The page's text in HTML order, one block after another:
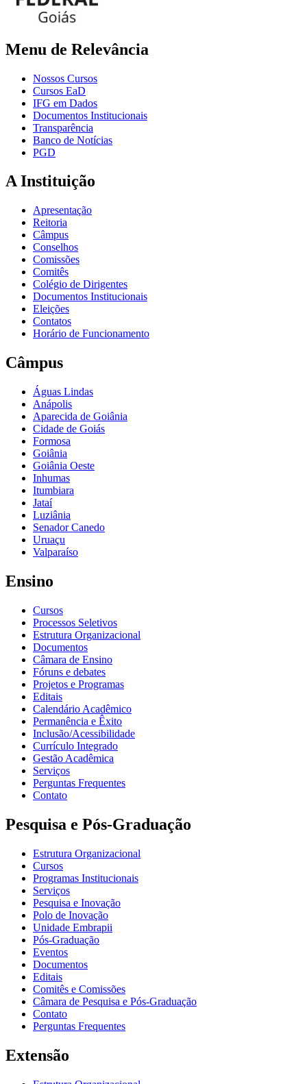
Menu de Relevância
Nossos Cursos
Cursos EaD
IFG em Dados
Documentos Institucionais
Transparência
Banco de Notícias
PGD
A Instituição
Apresentação
Reitoria
Câmpus
Conselhos
Comissões
Comitês
Colégio de Dirigentes
Documentos Institucionais
Eleições
Contatos
Horário de Funcionamento
Câmpus
Águas Lindas
Anápolis
Aparecida de Goiânia
Cidade de Goiás
Formosa
Goiânia
Goiânia Oeste
Inhumas
Itumbiara
Jataí
Luziânia
Senador Canedo
Uruaçu
Valparaíso
Ensino
Cursos
Processos Seletivos
Estrutura Organizacional
Documentos
Câmara de Ensino
Fóruns e debates
Projetos e Programas
Editais
Calendário Acadêmico
Permanência e Êxito
Inclusão/Acessibilidade
Currículo Integrado
Gestão Acadêmica
Serviços
Perguntas Frequentes
Contato
Pesquisa e Pós-Graduação
Estrutura Organizacional
Cursos
Programas Institucionais
Serviços
Pesquisa e Inovação
Polo de Inovação
Unidade Embrapii
Pós-Graduação
Eventos
Documentos
Editais
Comitês e Comissões
Câmara de Pesquisa e Pós-Graduação
Contato
Perguntas Frequentes
Extensão